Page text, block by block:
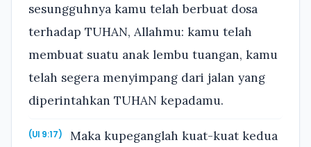
sesungguhnya kamu telah berbuat dosa
terhadap TUHAN, Allahmu: kamu telah
membuat suatu anak lembu tuangan, kamu
telah segera menyimpang dari jalan yang
diperintahkan TUHAN kepadamu.
(Ul 9:17)
Maka kupeganglah kuat-kuat kedua